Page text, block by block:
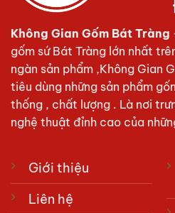
Không Gian Gốm Bát Tràng
gốm sứ Bát Tràng lớn nhất
ngàn sản phẩm ,Không Gian
tiêu dùng những sản phẩm
thống , chất lượng . Là nơi
nghệ thuật đỉnh cao của
Giới thiệu
Liên hệ